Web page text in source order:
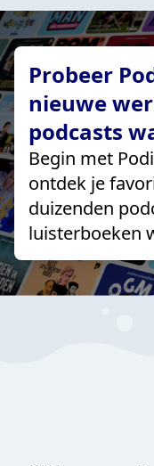
Probeer
nieuwe
podcasts
Begin met
ontdek je
duizenden
luisterboeken